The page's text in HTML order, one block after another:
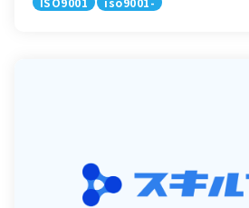
きます。しかし実際には […]